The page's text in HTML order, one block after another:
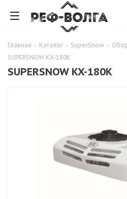
Главная - Каталог - SuperSnow -
SUPERSNOW KX-180K
SUPERSNOW KX-180K